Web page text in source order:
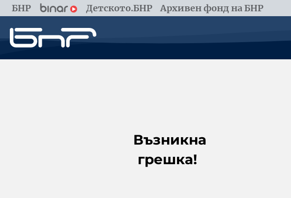
БНР Детското.БНР Архивен фонд на БНР
Възникна
грешка!